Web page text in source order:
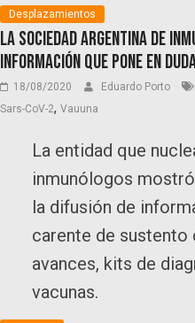
Desplazamientos
La Sociedad Argentina de
información que pone en
18/08/2020 Eduardo Porto
Sars-CoV-2, Vauuna
La entidad que
inmunólogos
la difusión de
carente de sustento
avances, kits de
vacunas.